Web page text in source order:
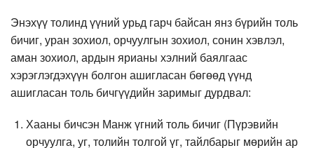
Энэхүү толинд үүний урьд гарч байсан янз бүрийн толь
бичиг, уран зохиол, орчуулгын зохиол, сонин хэвлэл,
аман зохиол, ардын ярианы хэлний баялгаас
хэрэглэгдэхүүн болгон ашигласан бөгөөд үүнд
ашигласан толь бичгүүдийн заримыг дурдвал:
Хааны бичсэн Манж үгний толь бичиг (Пүрэвийн
орчуулга, уг, толийн толгой үг, тайлбарыг мөрийн ар